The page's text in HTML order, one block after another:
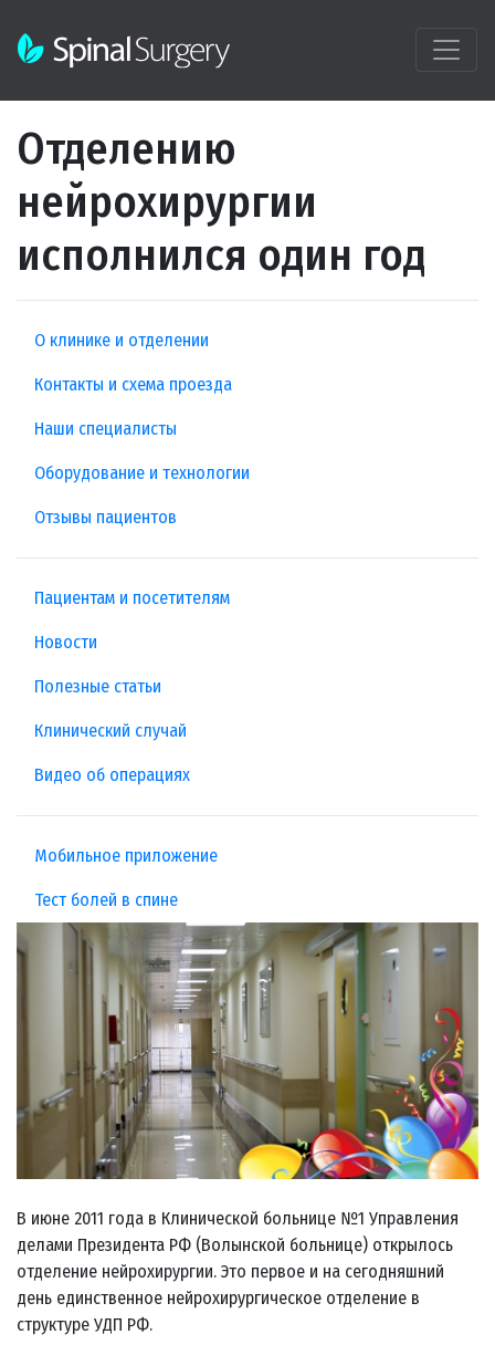
Отделению
нейрохирургии
исполнился один год
О клинике и отделении
Контакты и схема проезда
Наши специалисты
Оборудование и технологии
Отзывы пациентов
Пациентам и посетителям
Новости
Полезные статьи
Клинический случай
Видео об операциях
Мобильное приложение
Тест болей в спине
В июне 2011 года в Клинической больнице №1 Управления
делами Президента РФ (Волынской больнице) открылось
отделение нейрохирургии. Это первое и на сегодняшний
день единственное нейрохирургическое отделение в
структуре УДП РФ.